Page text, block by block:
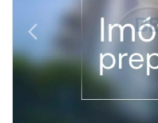
arrow_back_iosPrevious